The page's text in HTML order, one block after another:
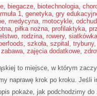
, biegacze, biotechnologia,
1, genetyka, gry
, medycyna, motocykle,
, piłka nożna, profilaktyka,
, rodzina, rowery, siatkówka
, szkoła, szpital , trybuny
zabawa, zajęcia dodatkowe,
to miejsce, w którym
naprawę krok po kroku. Jeśli
pokaże, jak podchodzimy